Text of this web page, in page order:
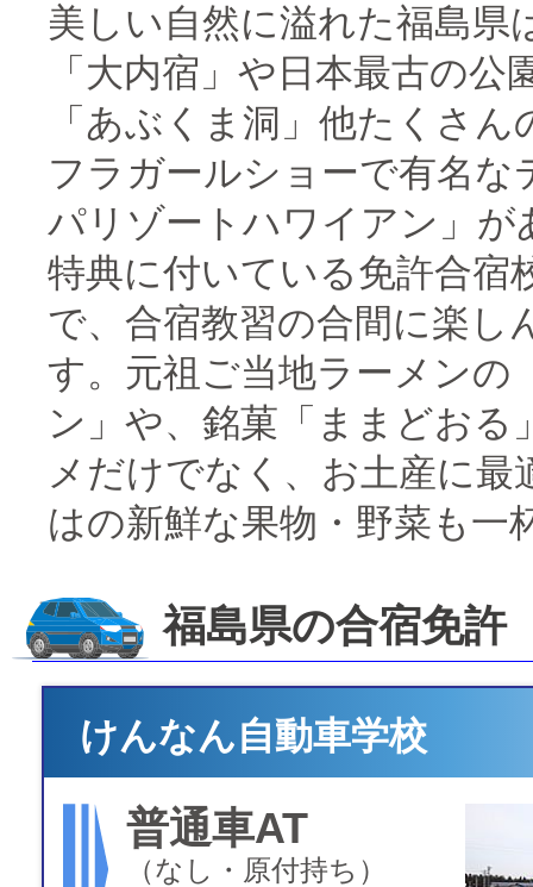
美しい自然に溢れた福島県
「大内宿」や日本最古の公
「あぶくま洞」他たくさ
フラガールショーで有名な
パリゾートハワイアン」が
特典に付いている免許合宿
で、合宿教習の合間に楽し
す。元祖ご当地ラーメンの
ン」や、銘菓「ままどおる
メだけでなく、お土産に最
はの新鮮な果物・野菜も一
福島県の合宿免許
けんなん自動車学校
普通車AT
（なし・原付持ち）